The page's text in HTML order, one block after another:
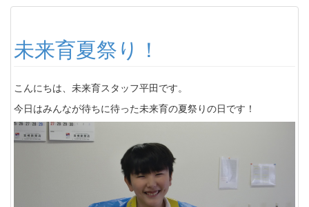
未来育夏祭り！
こんにちは、未来育スタッフ平田です。
今日はみんなが待ちに待った未来育の夏祭りの日です！